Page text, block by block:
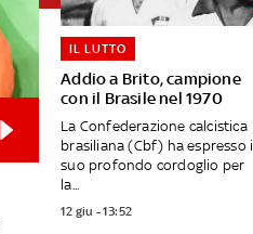
Addio a Brito, campione
con il Brasile nel 1970
IL LUTTO
La Confederazione calcistica
brasiliana (Cbf) ha espresso il
suo profondo cordoglio per
la...
12 giu - 13:52